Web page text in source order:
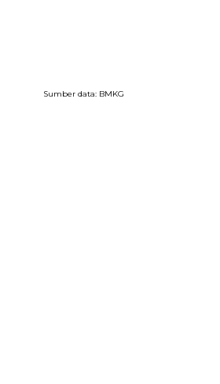
Sumber data: BMKG